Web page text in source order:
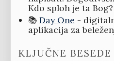
Kdo sploh je ta
📚 Day One -
aplikacija za
KLJUČNE BESEDE